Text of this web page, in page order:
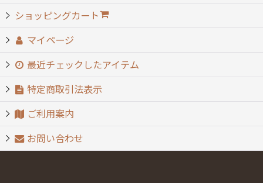
ショッピングカート
マイページ
最近チェックしたアイテム
特定商取引法表示
ご利用案内
お問い合わせ